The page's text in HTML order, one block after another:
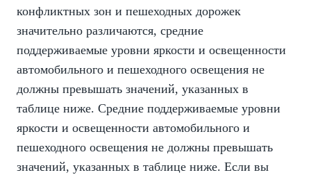
конфликтных зон и пешеходных дорожек
значительно различаются, средние
поддерживаемые уровни яркости и освещенности
автомобильного и пешеходного освещения не
должны превышать значений, указанных в
таблице ниже. Средние поддерживаемые уровни
яркости и освещенности автомобильного и
пешеходного освещения не должны превышать
значений, указанных в таблице ниже. Если вы